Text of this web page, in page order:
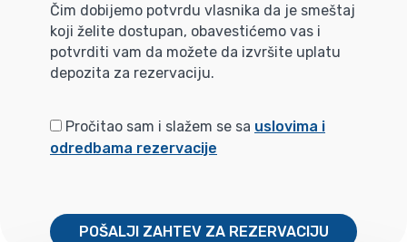
Čim dobijemo potvrdu vlasnika da je smeštaj
koji želite dostupan, obavestićemo vas i
potvrditi vam da možete da izvršite uplatu
depozita za rezervaciju.
Pročitao sam i slažem se sa uslovima i
odredbama rezervacije
POŠALJI ZAHTEV ZA REZERVACIJU